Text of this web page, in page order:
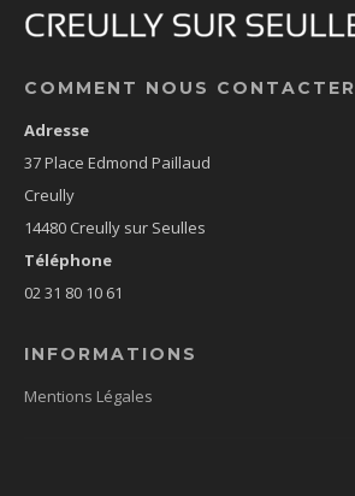
COMMENT NOUS CONTACTER
Adresse
37 Place Edmond Paillaud
Creully
14480 Creully sur Seulles
Téléphone
02 31 80 10 61
INFORMATIONS
Mentions Légales